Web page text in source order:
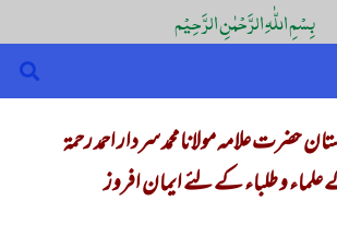
بِسْمِ اللّٰہِ الرَّحْمٰنِ الرَّحِیْم
حضرت علامہ مولانا محمد سردار احمد رحمۃ
علماء و طلباء کے لئے ایمان افروز